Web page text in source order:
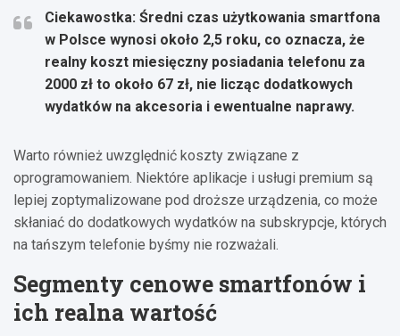
Ciekawostka: Średni czas użytkowania smartfona
w Polsce wynosi około 2,5 roku, co oznacza, że
realny koszt miesięczny posiadania telefonu za
2000 zł to około 67 zł, nie licząc dodatkowych
wydatków na akcesoria i ewentualne naprawy.
Warto również uwzględnić koszty związane z
oprogramowaniem. Niektóre aplikacje i usługi premium są
lepiej zoptymalizowane pod droższe urządzenia, co może
skłaniać do dodatkowych wydatków na subskrypcje, których
na tańszym telefonie byśmy nie rozważali.
Segmenty cenowe smartfonów i
ich realna wartość